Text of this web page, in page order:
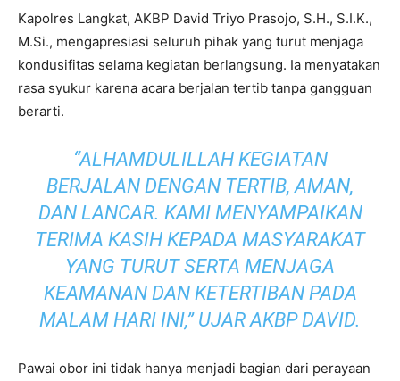
Kapolres Langkat, AKBP David Triyo Prasojo, S.H., S.I.K.,
M.Si., mengapresiasi seluruh pihak yang turut menjaga
kondusifitas selama kegiatan berlangsung. Ia menyatakan
rasa syukur karena acara berjalan tertib tanpa gangguan
berarti.
“ALHAMDULILLAH KEGIATAN
BERJALAN DENGAN TERTIB, AMAN,
DAN LANCAR. KAMI MENYAMPAIKAN
TERIMA KASIH KEPADA MASYARAKAT
YANG TURUT SERTA MENJAGA
KEAMANAN DAN KETERTIBAN PADA
MALAM HARI INI,” UJAR AKBP DAVID.
Pawai obor ini tidak hanya menjadi bagian dari perayaan